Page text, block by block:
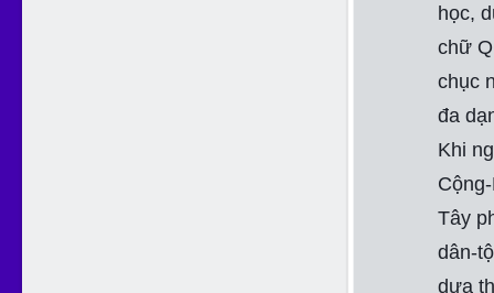
học,
chữ
chục
đa
Khi
Tây
dân-
dựa